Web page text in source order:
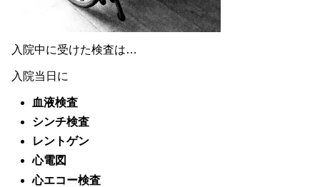
入院中に受けた検査は…
入院当日に
血液検査
シンチ検査
レントゲン
心電図
心エコー検査